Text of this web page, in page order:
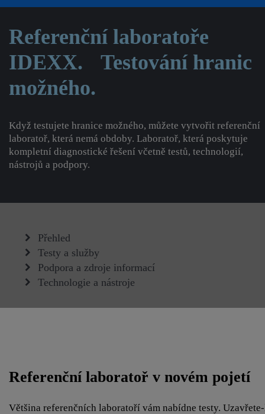
Referenční laboratoře
IDEXX. Testování hranic
možného.
Když testujete hranice možného, můžete vytvořit referenční
laboratoř, která nemá obdoby. Laboratoř, která poskytuje
kompletní diagnostické řešení včetně testů, technologií,
nástrojů a podpory.
Přehled
Testy a služby
Podpora a zdroje informací
Technologie a nástroje
Referenční laboratoř v novém pojetí
Většina referenčních laboratoří vám nabídne testy.